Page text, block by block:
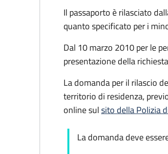
Il passaporto è rilasciato
quanto specificato per i
Dal 10 marzo 2010 per le
presentazione della
La domanda per il rilascio
territorio di residenza,
online sulsito della Polizia
La domanda deve